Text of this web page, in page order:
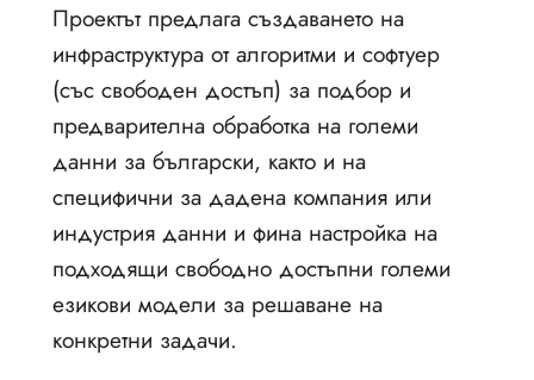
Проектът предлага създаването на
инфраструктура от алгоритми и софтуер
(със свободен достъп) за подбор и
предварителна обработка на големи
данни за български, както и на
специфични за дадена компания или
индустрия данни и фина настройка на
подходящи свободно достъпни големи
езикови модели за решаване на
конкретни задачи.